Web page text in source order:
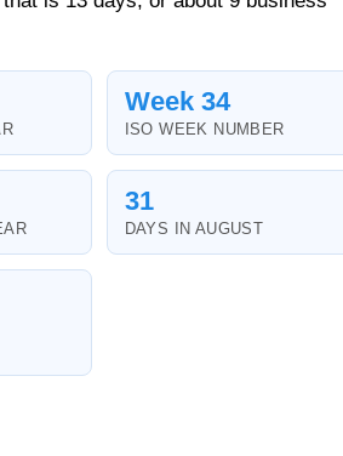
Week 34
ISO WEEK NUMBER
31
DAYS IN AUGUST